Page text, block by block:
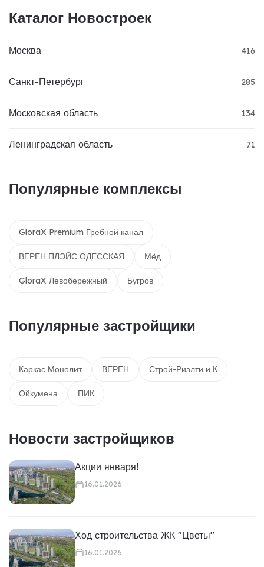
Каталог Новостроек
Москва 416
Санкт-Петербург 285
Московская область 134
Ленинградская область 71
Популярные комплексы
GloraX Premium Гребной канал
ВЕРЕН ПЛЭЙС ОДЕССКАЯ Мёд
GloraX Левобережный Бугров
Популярные застройщики
Каркас Монолит ВЕРЕН Строй-Риэлти и К
Ойкумена ПИК
Новости застройщиков
Акции января!
16.01.2026
Ход строительства ЖК "Цветы"
16.01.2026